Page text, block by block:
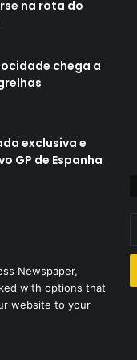
na rota do
chega a
exclusiva e
GP de Espanha
Newspaper,
with options that
website to your